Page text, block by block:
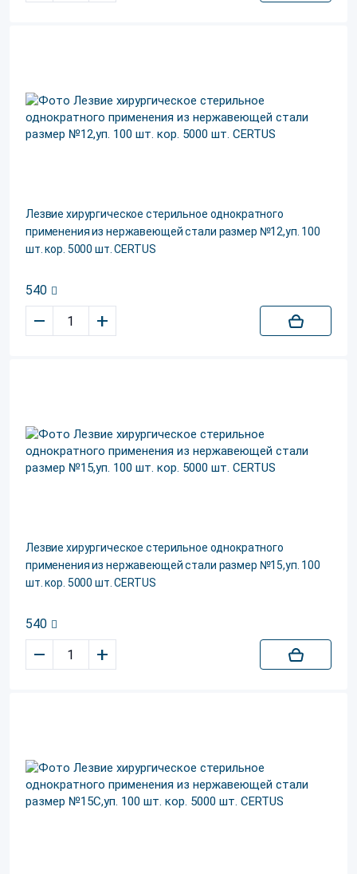
Лезвие хирургическое стерильное однократного
применения из нержавеющей стали размер №12,уп. 100
шт. кор. 5000 шт. CERTUS
540
– +
Лезвие хирургическое стерильное однократного
применения из нержавеющей стали размер №15,уп. 100
шт. кор. 5000 шт. CERTUS
540
– +